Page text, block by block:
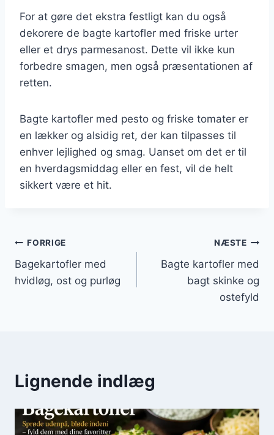
For at gøre det ekstra festligt kan du også
dekorere de bagte kartofler med friske urter
eller et drys parmesanost. Dette vil ikke kun
forbedre smagen, men også præsentationen af
retten.
Bagte kartofler med pesto og friske tomater er
en lækker og alsidig ret, der kan tilpasses til
enhver lejlighed og smag. Uanset om det er til
en hverdagsmiddag eller en fest, vil de helt
sikkert være et hit.
Indlægsnavigation
FORRIGE
Bagekartofler med
hvidløg, ost og purløg
NÆSTE
Bagte kartofler med
bagt skinke og
ostefyld
Lignende indlæg